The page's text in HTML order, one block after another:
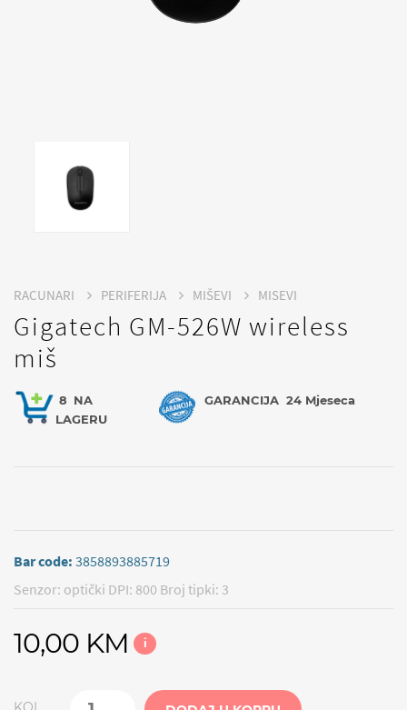
RACUNARI PERIFERIJA MIŠEVI MISEVI
Gigatech GM-526W wireless
miš
8 NA
LAGERU
GARANCIJA 24 Mjeseca
Bar code: 3858893885719
Senzor: optički DPI: 800 Broj tipki: 3
10,00 KM i